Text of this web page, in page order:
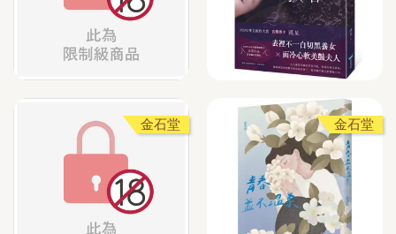
金石堂 金石堂